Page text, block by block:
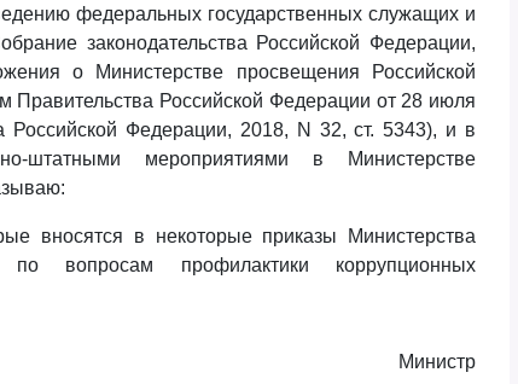
федеральных государственных служащих и
законодательства Российской Федерации,
о Министерстве просвещения Российской
Правительства Российской Федерации от 28 июля
Российской Федерации, 2018, N 32, ст. 5343), и в
штатными мероприятиями в Министерстве
вносятся в некоторые приказы Министерства
вопросам профилактики коррупционных
Министр